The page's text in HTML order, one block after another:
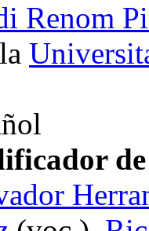
Renom
de